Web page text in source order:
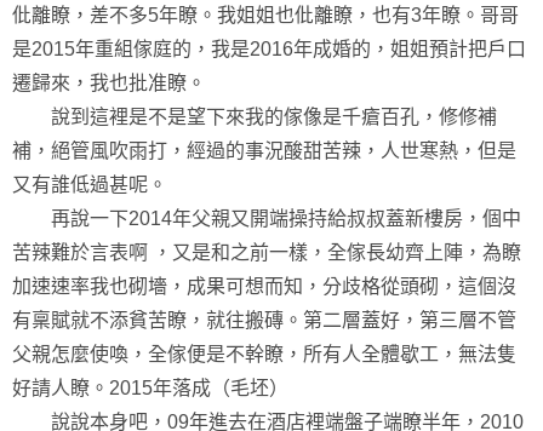
仳離瞭，差不多5年瞭。我姐姐也仳離瞭，也有3年瞭。哥哥
是2015年重組傢庭的，我是2016年成婚的，姐姐預計把戶口
遷歸來，我也批准瞭。
說到這裡是不是望下來我的傢像是千瘡百孔，修修補
補，絕管風吹雨打，經過的事況酸甜苦辣，人世寒熱，但是
又有誰低過甚呢。
再說一下2014年父親又開端操持給叔叔蓋新樓房，個中
苦辣難於言表啊 ，又是和之前一樣，全傢長幼齊上陣，為瞭
加速速率我也砌墻，成果可想而知，分歧格從頭砌，這個沒
有稟賦就不添貧苦瞭，就往搬磚。第二層蓋好，第三層不管
父親怎麼使喚，全傢便是不幹瞭，所有人全體歇工，無法隻
好請人瞭。2015年落成（毛坯）
說說本身吧，09年進去在酒店裡端盤子端瞭半年，2010